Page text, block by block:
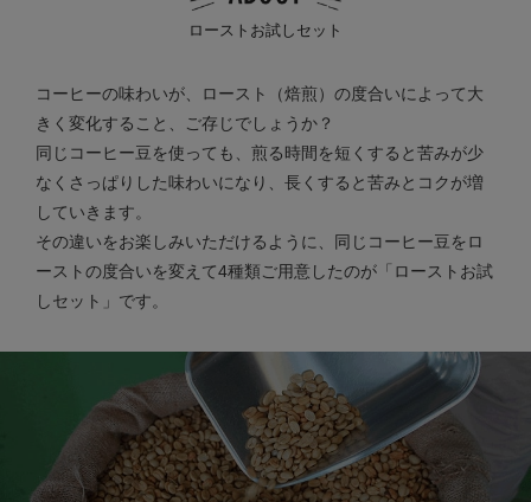
ローストお試しセット
コーヒーの味わいが、ロースト（焙煎）の度合いによって大
きく変化すること、ご存じでしょうか？
同じコーヒー豆を使っても、煎る時間を短くすると苦みが少
なくさっぱりした味わいになり、長くすると苦みとコクが増
していきます。
その違いをお楽しみいただけるように、同じコーヒー豆をロ
ーストの度合いを変えて4種類ご用意したのが「ローストお試
しセット」です。